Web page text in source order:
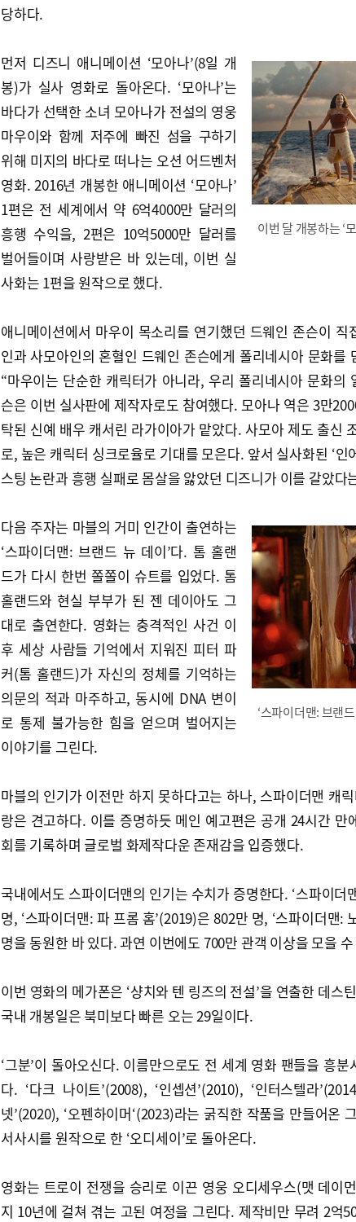
당하다.
이번 달 개봉하는 ‘
먼저 디즈니 애니메이션 ‘모아나’(8일 개
봉)가 실사 영화로 돌아온다. ‘모아나’는
바다가 선택한 소녀 모아나가 전설의 영웅
마우이와 함께 저주에 빠진 섬을 구하기
위해 미지의 바다로 떠나는 오션 어드벤처
영화. 2016년 개봉한 애니메이션 ‘모아나’
1편은 전 세계에서 약 6억4000만 달러의
흥행 수익을, 2편은 10억5000만 달러를
벌어들이며 사랑받은 바 있는데, 이번 실
사화는 1편을 원작으로 했다.
애니메이션에서 마우이 목소리를 연기했던 드웨인 존슨이
인과 사모아인의 혼혈인 드웨인 존슨에게 폴리네시아 문화를
“마우이는 단순한 캐릭터가 아니라, 우리 폴리네시아 문화의
슨은 이번 실사판에 제작자로도 참여했다. 모아나 역은 3만
탁된 신예 배우 캐서린 라가이아가 맡았다. 사모아 제도 출신
로, 높은 캐릭터 싱크로율로 기대를 모은다. 앞서 실사화된 ‘인
스팅 논란과 흥행 실패로 몸살을 앓았던 디즈니가 이를 갈았다
‘스파이더맨: 브랜
다음 주자는 마블의 거미 인간이 출연하는
‘스파이더맨: 브랜드 뉴 데이’다. 톰 홀랜
드가 다시 한번 쫄쫄이 슈트를 입었다. 톰
홀랜드와 현실 부부가 된 젠 데이아도 그
대로 출연한다. 영화는 충격적인 사건 이
후 세상 사람들 기억에서 지워진 피터 파
커(톰 홀랜드)가 자신의 정체를 기억하는
의문의 적과 마주하고, 동시에 DNA 변이
로 통제 불가능한 힘을 얻으며 벌어지는
이야기를 그린다.
마블의 인기가 이전만 하지 못하다고는 하나, 스파이더맨 캐
랑은 견고하다. 이를 증명하듯 메인 예고편은 공개 24시간 만
회를 기록하며 글로벌 화제작다운 존재감을 입증했다.
국내에서도 스파이더맨의 인기는 수치가 증명한다. ‘스파이더
명, ‘스파이더맨: 파 프롬 홈’(2019)은 802만 명, ‘스파이더맨:
명을 동원한 바 있다. 과연 이번에도 700만 관객 이상을 모을
이번 영화의 메가폰은 ‘샹치와 텐 링즈의 전설’을 연출한 데스
국내 개봉일은 북미보다 빠른 오는 29일이다.
‘그분’이 돌아오신다. 이름만으로도 전 세계 영화 팬들을 흥
다. ‘다크 나이트’(2008), ‘인셉션’(2010), ‘인터스텔라
넷’(2020), ‘오펜하이머‘(2023)라는 굵직한 작품을 만들어온
서사시를 원작으로 한 ‘오디세이’로 돌아온다.
영화는 트로이 전쟁을 승리로 이끈 영웅 오디세우스(맷 데이
지 10년에 걸쳐 겪는 고된 여정을 그린다. 제작비만 무려 2억